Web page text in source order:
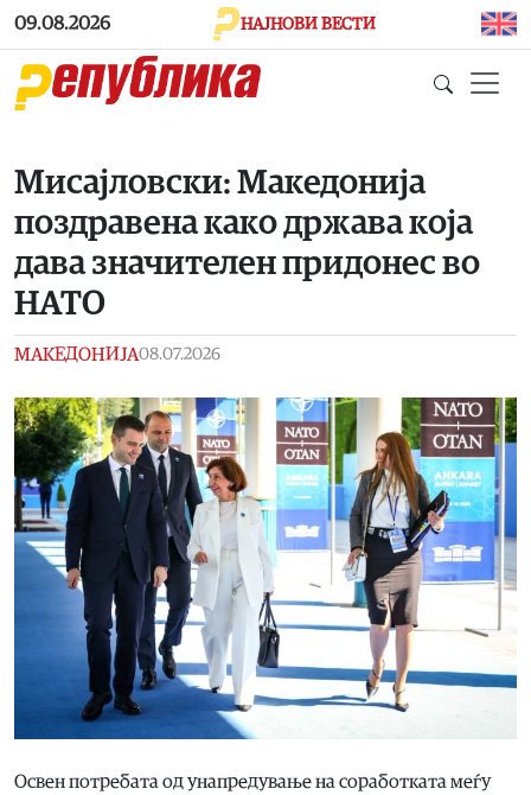
Skip to main content
09.08.2026 НАЈНОВИ ВЕСТИ
Мисајловски: Македонија
поздравена како држава која
дава значителен придонес во
НАТО
МАКЕДОНИЈА08.07.2026
Освен потребата од унапредување на соработката меѓу